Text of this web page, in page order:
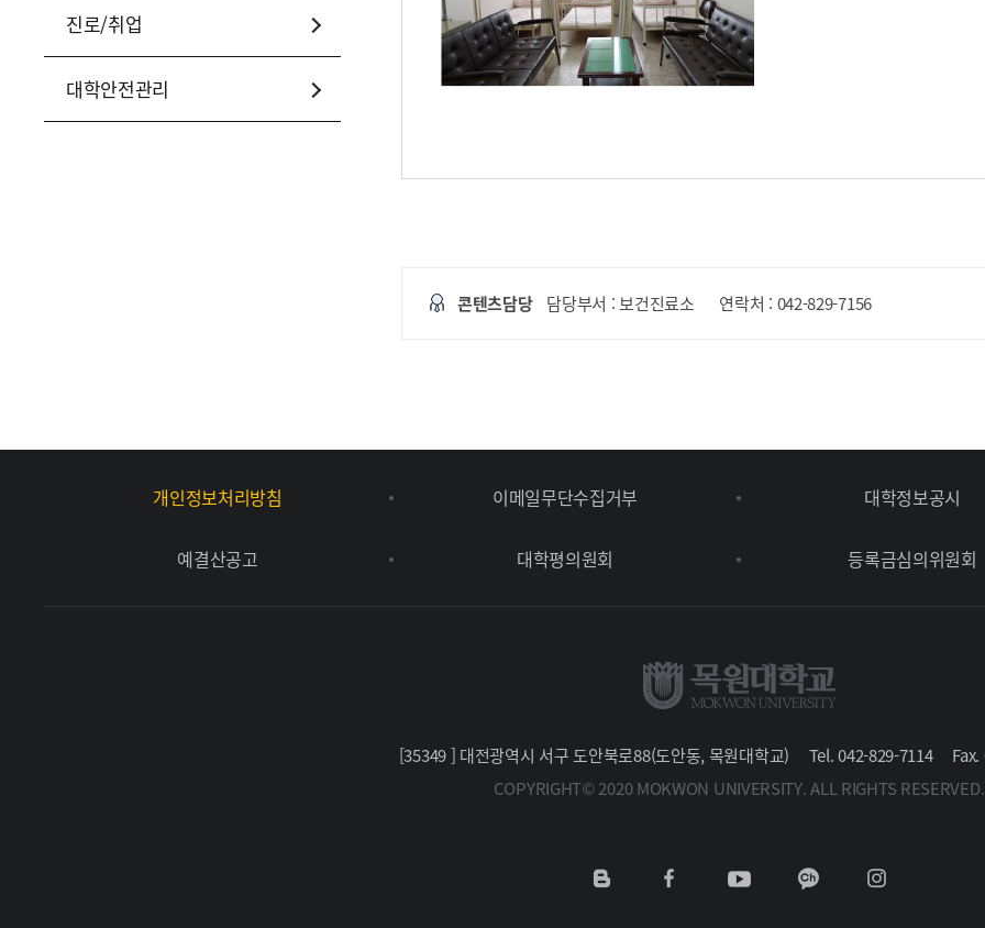
진로/취업
대학안전관리
콘텐츠담당 담당부서 : 보건진료소 연락처 : 042-829-7156
개인정보처리방침 이메일무단수집거부 대학정보공시
예결산공고 대학평의원회 등록금심의위원회
[35349 ] 대전광역시 서구 도안북로88(도안동, 목원대학교) Tel. 042-829-7114
COPYRIGHT© 2020 MOKWON UNIVERSITY. ALL RIGHTS RESERVED.